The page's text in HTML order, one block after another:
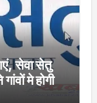
सेवा सेतु
मे होगी